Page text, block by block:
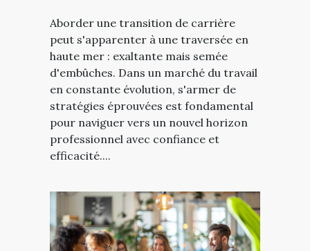
Aborder une transition de carrière
peut s'apparenter à une traversée en
haute mer : exaltante mais semée
d'embûches. Dans un marché du travail
en constante évolution, s'armer de
stratégies éprouvées est fondamental
pour naviguer vers un nouvel horizon
professionnel avec confiance et
efficacité....